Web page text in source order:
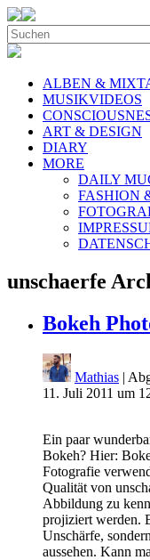
ALBEN &
MUSIKVIDEOS
ART & DESIGN
DIARY
MORE
DAILY
FASHION
unschaerfe
Bokeh
Mathias |
11. Juli 2011 um
Ein paar
Bokeh? Hier:
Fotografie
Qualität von
Abbildung zu
projiziert werden.
Unschärfe,
aussehen. Kann